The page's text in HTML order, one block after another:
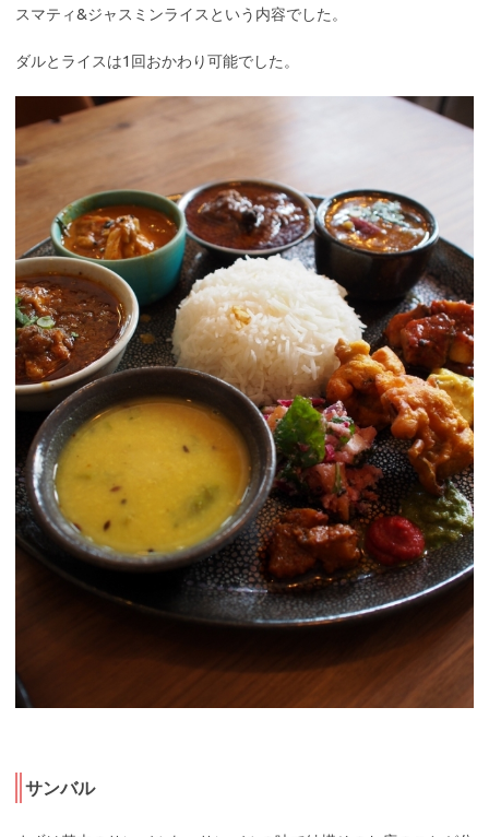
スマティ&ジャスミンライスという内容でした。
ダルとライスは1回おかわり可能でした。
サンバル